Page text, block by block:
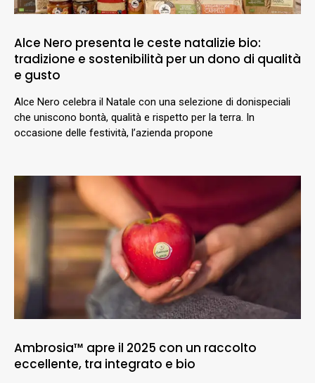
Alce Nero presenta le ceste natalizie bio:
tradizione e sostenibilità per un dono di qualità
e gusto
Alce Nero celebra il Natale con una selezione di donispeciali
che uniscono bontà, qualità e rispetto per la terra. In
occasione delle festività, l’azienda propone
Ambrosia™ apre il 2025 con un raccolto
eccellente, tra integrato e bio